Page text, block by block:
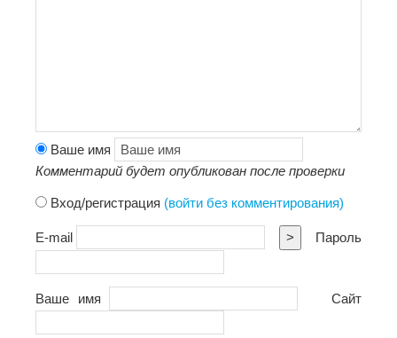
Ваше имя
Комментарий будет опубликован после проверки
Вход/регистрация (войти без комментирования)
E-mail > Пароль
Ваше имя Сайт